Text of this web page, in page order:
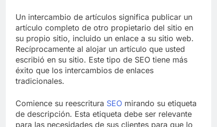
Un intercambio de artículos significa publicar un
artículo completo de otro propietario del sitio en
su propio sitio, incluido un enlace a su sitio web.
Recíprocamente al alojar un artículo que usted
escribió en su sitio. Este tipo de SEO tiene más
éxito que los intercambios de enlaces
tradicionales.
Comience su reescritura SEO mirando su etiqueta
de descripción. Esta etiqueta debe ser relevante
para las necesidades de sus clientes para que lo